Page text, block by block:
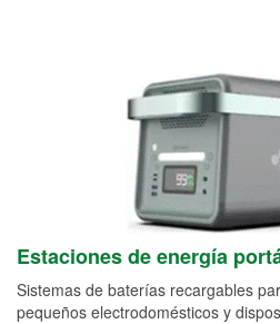
Estaciones de energía
Sistemas de baterías recargables
pequeños electrodomésticos y